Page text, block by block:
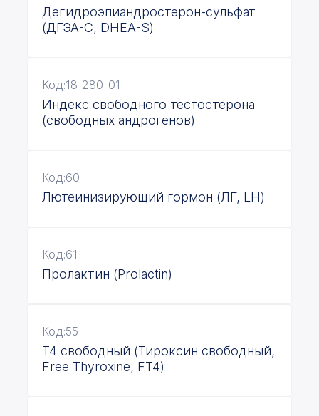
Дегидроэпиандростерон-сульфат
(ДГЭА-С, DHEA-S)
Код:18-280-01
Индекс свободного тестостерона
(свободных андрогенов)
Код:60
Лютеинизирующий гормон (ЛГ, LH)
Код:61
Пролактин (Prolactin)
Код:55
Т4 свободный (Тироксин свободный,
Free Thyroxine, FT4)